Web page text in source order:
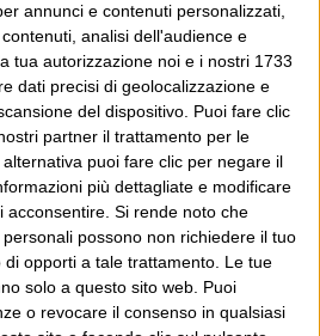
annunci e contenuti personalizzati,
analisi dell'audience e
tua autorizzazione noi e i nostri 1733
dati precisi di geolocalizzazione e
del dispositivo. Puoi fare clic
partner il trattamento per le
puoi fare clic per negare il
più dettagliate e modificare
acconsentire. Si rende noto che
possono non richiedere il tuo
opporti a tale trattamento. Le tue
solo a questo sito web. Puoi
o revocare il consenso in qualsiasi
“patrimoniale”?
salve e un canestro di parole